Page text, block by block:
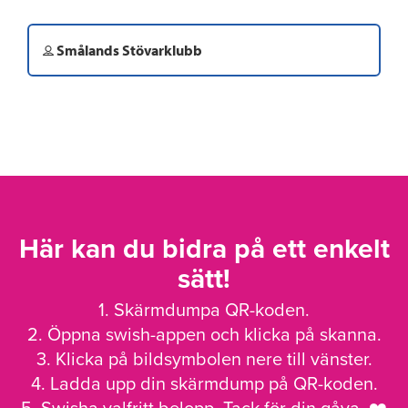
Smålands Stövarklubb
Här kan du bidra på ett enkelt
sätt!
1. Skärmdumpa QR-koden.
2. Öppna swish-appen och klicka på skanna.
3. Klicka på bildsymbolen nere till vänster.
4. Ladda upp din skärmdump på QR-koden.